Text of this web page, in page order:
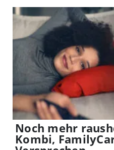
Noch mehr
Kombi,